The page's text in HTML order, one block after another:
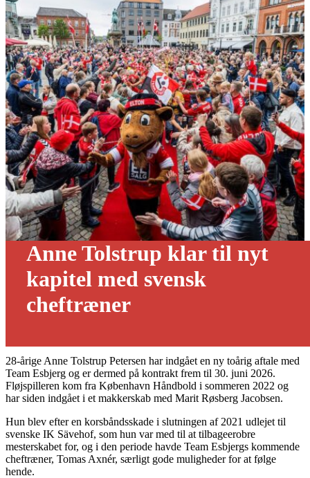
Anne Tolstrup klar til nyt
kapitel med svensk
cheftræner
28-årige Anne Tolstrup Petersen har indgået en ny toårig aftale med
Team Esbjerg og er dermed på kontrakt frem til 30. juni 2026.
Fløjspilleren kom fra København Håndbold i sommeren 2022 og
har siden indgået i et makkerskab med Marit Røsberg Jacobsen.
Hun blev efter en korsbåndsskade i slutningen af 2021 udlejet til
svenske IK Sävehof, som hun var med til at tilbageerobre
mesterskabet for, og i den periode havde Team Esbjergs kommende
cheftræner, Tomas Axnér, særligt gode muligheder for at følge
hende.